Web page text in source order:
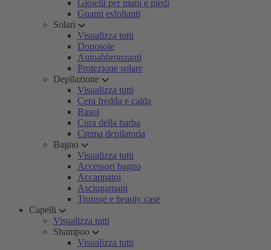
Gioielli per mani e piedi
Guanti esfolianti
Solari
Visualizza tutti
Doposole
Autoabbronzanti
Protezione solare
Depilazione
Visualizza tutti
Cera fredda e calda
Rasoi
Cura della barba
Crema depilatoria
Bagno
Visualizza tutti
Accessori bagno
Accappatoi
Asciugamani
Trousse e beauty case
Capelli
Visualizza tutti
Shampoo
Visualizza tutti